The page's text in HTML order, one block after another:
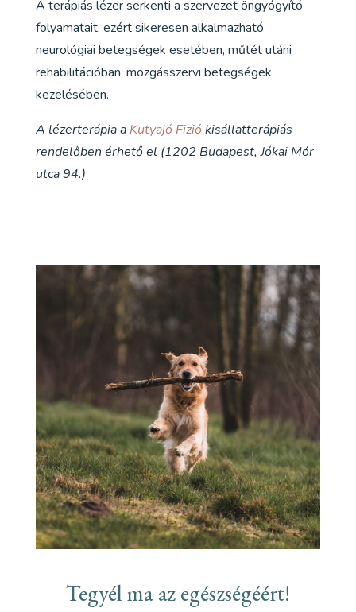
A terápiás lézer serkenti a szervezet öngyógyító
folyamatait, ezért sikeresen alkalmazható
neurológiai betegségek esetében, műtét utáni
rehabilitációban, mozgásszervi betegségek
kezelésében.
A lézerterápia a Kutyajó Fizió kisállatterápiás
rendelőben érhető el (1202 Budapest, Jókai Mór
utca 94.)
Tegyél ma az egészségéért!